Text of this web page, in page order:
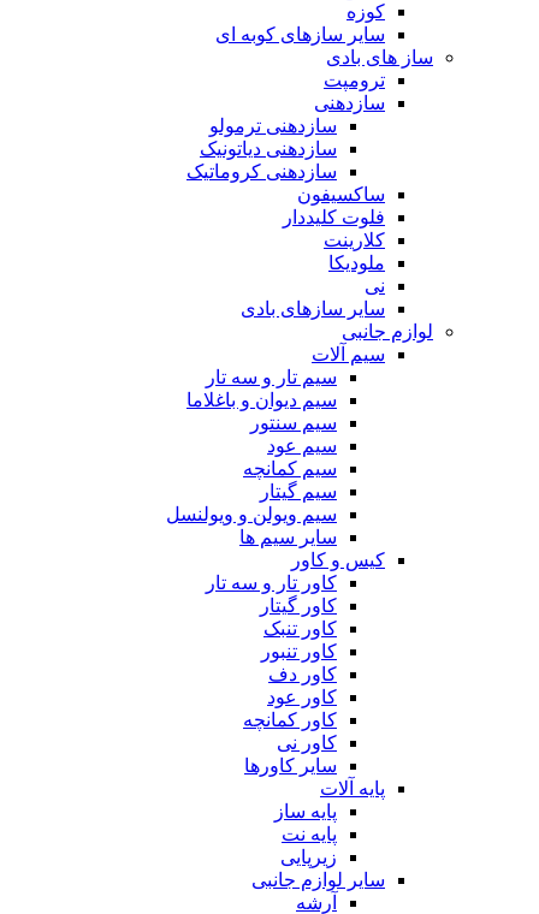
کوزه
سایر سازهای کوبه ای
ساز های بادی
ترومپت
سازدهنی
سازدهنی ترمولو
سازدهنی دیاتونیک
سازدهنی کروماتیک
ساکسیفون
فلوت کلیددار
کلارینت
ملودیکا
نی
سایر سازهای بادی
لوازم جانبی
سیم آلات
سیم تار و سه تار
سیم دیوان و باغلاما
سیم سنتور
سیم عود
سیم کمانچه
سیم گیتار
سیم ویولن و ویولنسل
سایر سیم ها
کیس و کاور
کاور تار و سه تار
کاور گیتار
کاور تنبک
کاور تنبور
کاور دف
کاور عود
کاور کمانچه
کاور نی
سایر کاورها
پایه آلات
پایه ساز
پایه نت
زیرپایی
سایر لوازم جانبی
آرشه